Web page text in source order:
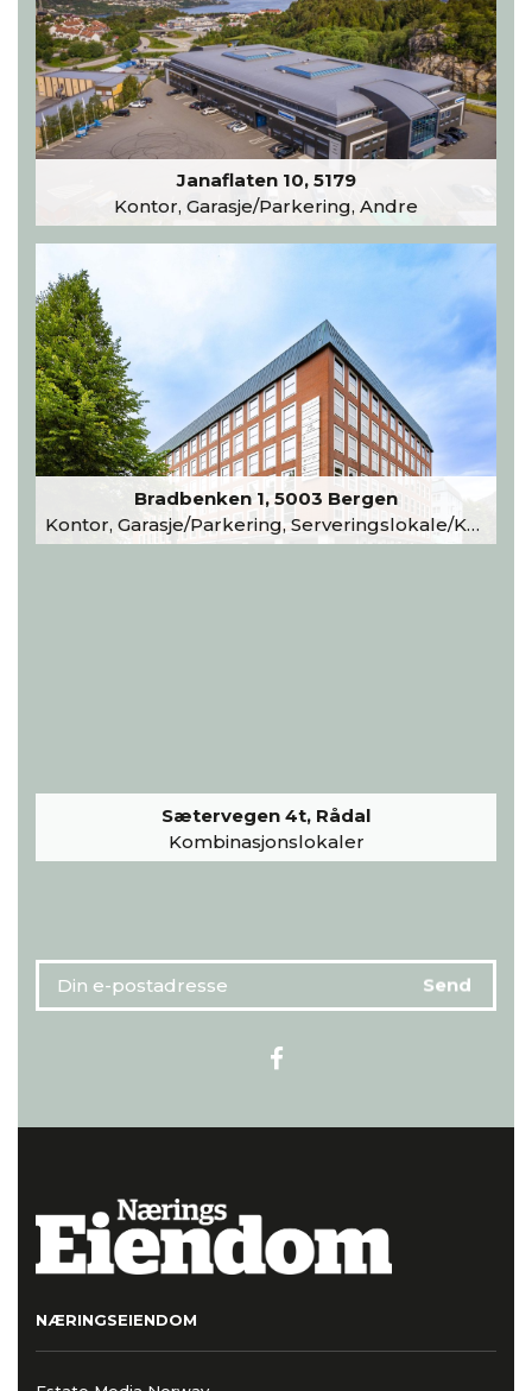
Janaflaten 10, 5179
Kontor, Garasje/Parkering, Andre
Bradbenken 1, 5003 Bergen
Kontor, Garasje/Parkering, Serveringslokale/Kantine, Undervisning/Arrangement
Sætervegen 4t, Rådal
Kombinasjonslokaler
NÆRINGSEIENDOM